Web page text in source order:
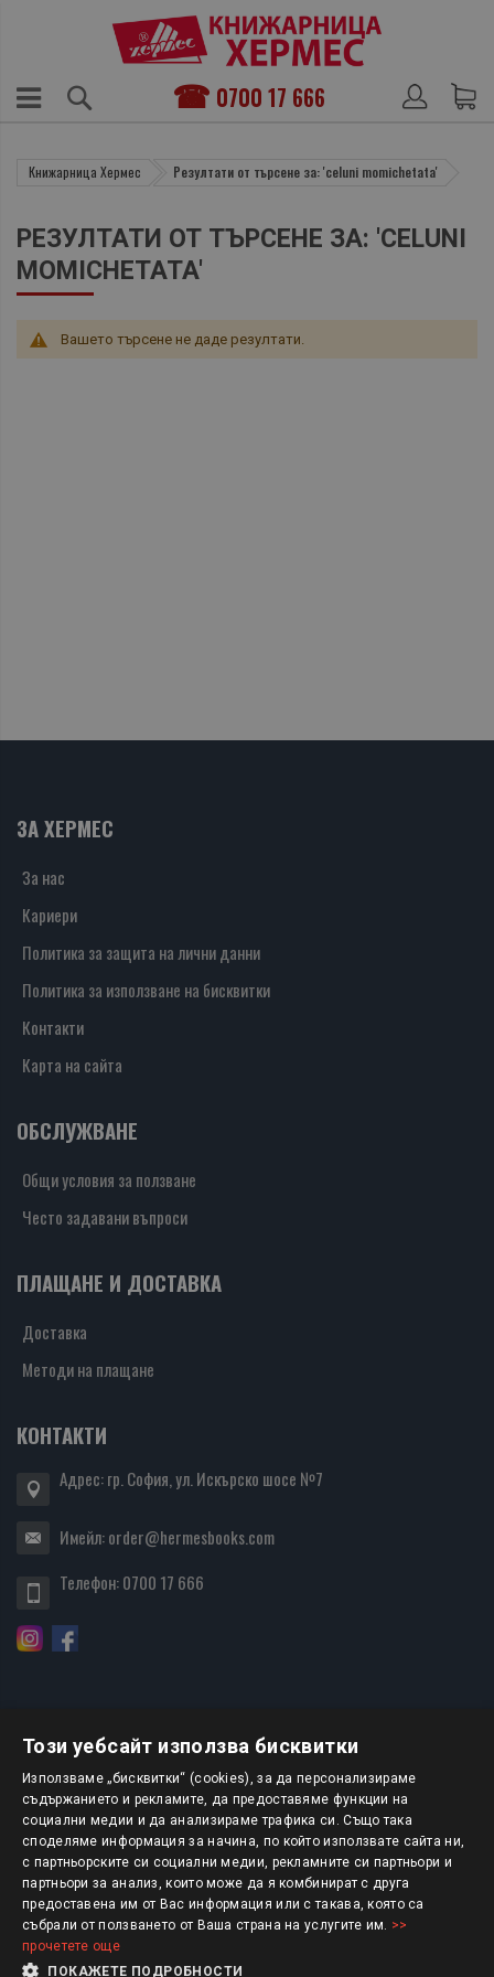
0700 17 666
Книжарница Хермес Резултати от търсене за: 'celuni momichetata'
РЕЗУЛТАТИ ОТ ТЪРСЕНЕ ЗА: 'CELUNI
MOMICHETATA'
Вашето търсене не даде резултати.
ЗА ХЕРМЕС
За нас
Кариери
Политика за защита на лични данни
Политика за използване на бисквитки
Контакти
Карта на сайта
ОБСЛУЖВАНЕ
Общи условия за ползване
Често задавани въпроси
ПЛАЩАНЕ И ДОСТАВКА
Доставка
Методи на плащане
КОНТАКТИ
Адрес: гр. София, ул. Искърско шосе №7
Имейл:order@hermesbooks.com
Телефон:0700 17 666
БЮЛЕТИН
АБОНИРАНЕ
Авторско право © 2025 HERMESBOOKS.BG
1 EUR = 1.95583 BGN
Този уебсайт използва бисквитки
Използваме „бисквитки“ (cookies), за да персонализираме
съдържанието и рекламите, да предоставяме функции на
социални медии и да анализираме трафика си. Също така
споделяме информация за начина, по който използвате сайта ни,
с партньорските си социални медии, рекламните си партньори и
партньори за анализ, които може да я комбинират с друга
предоставена им от Вас информация или с такава, която са
събрали от ползването от Ваша страна на услугите им. >>
прочетете още
ПОКАЖЕТЕ ПОДРОБНОСТИ